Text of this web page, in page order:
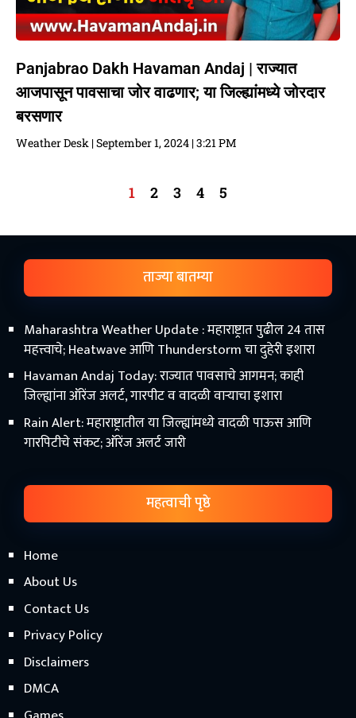
Panjabrao Dakh Havaman Andaj | राज्यात
आजपासून पावसाचा जोर वाढणार; या जिल्ह्यांमध्ये जोरदार
बरसणार
Weather Desk September 1, 2024 3:21 PM
1 2 3 4 5
ताज्या बातम्या
Maharashtra Weather Update : महाराष्ट्रात पुढील 24 तास
महत्त्वाचे; Heatwave आणि Thunderstorm चा दुहेरी इशारा
Havaman Andaj Today: राज्यात पावसाचे आगमन; काही
जिल्ह्यांना ऑरेंज अलर्ट, गारपीट व वादळी वाऱ्याचा इशारा
Rain Alert: महाराष्ट्रातील या जिल्ह्यांमध्ये वादळी पाऊस आणि
गारपिटीचे संकट; ऑरेंज अलर्ट जारी
महत्वाची पृष्ठे
Home
About Us
Contact Us
Privacy Policy
Disclaimers
DMCA